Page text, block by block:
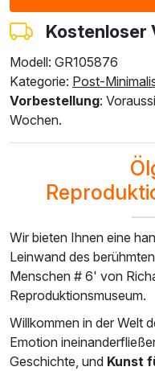
€119.43 €119.43
F4613-236
€148.33
86.03
€
Kostenloser
Modell: GR105876
Kategorie: Post-
Vorbestellung:
Wochen.
Wir bieten Ihnen eine
Leinwand des
Menschen # 6' von
Reproduktionsmuseum.
Willkommen in der Welt
Emotion
Geschichte, und Kunst